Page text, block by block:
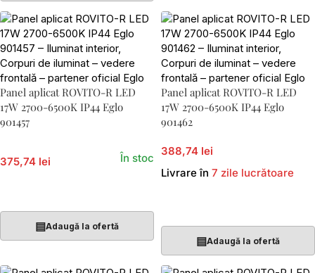
Panel aplicat ROVITO-R LED
17W 2700-6500K IP44 Eglo
901457
375,74 lei În stoc
▤Adaugă la ofertă
Panel aplicat ROVITO-R LED
17W 2700-6500K IP44 Eglo
901462
388,74 lei
Livrare în 7 zile lucrătoare
▤Adaugă la ofertă